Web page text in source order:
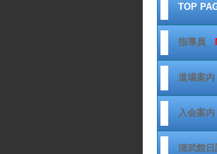
TOP
指導員
道場案内
入会案内
清武館日